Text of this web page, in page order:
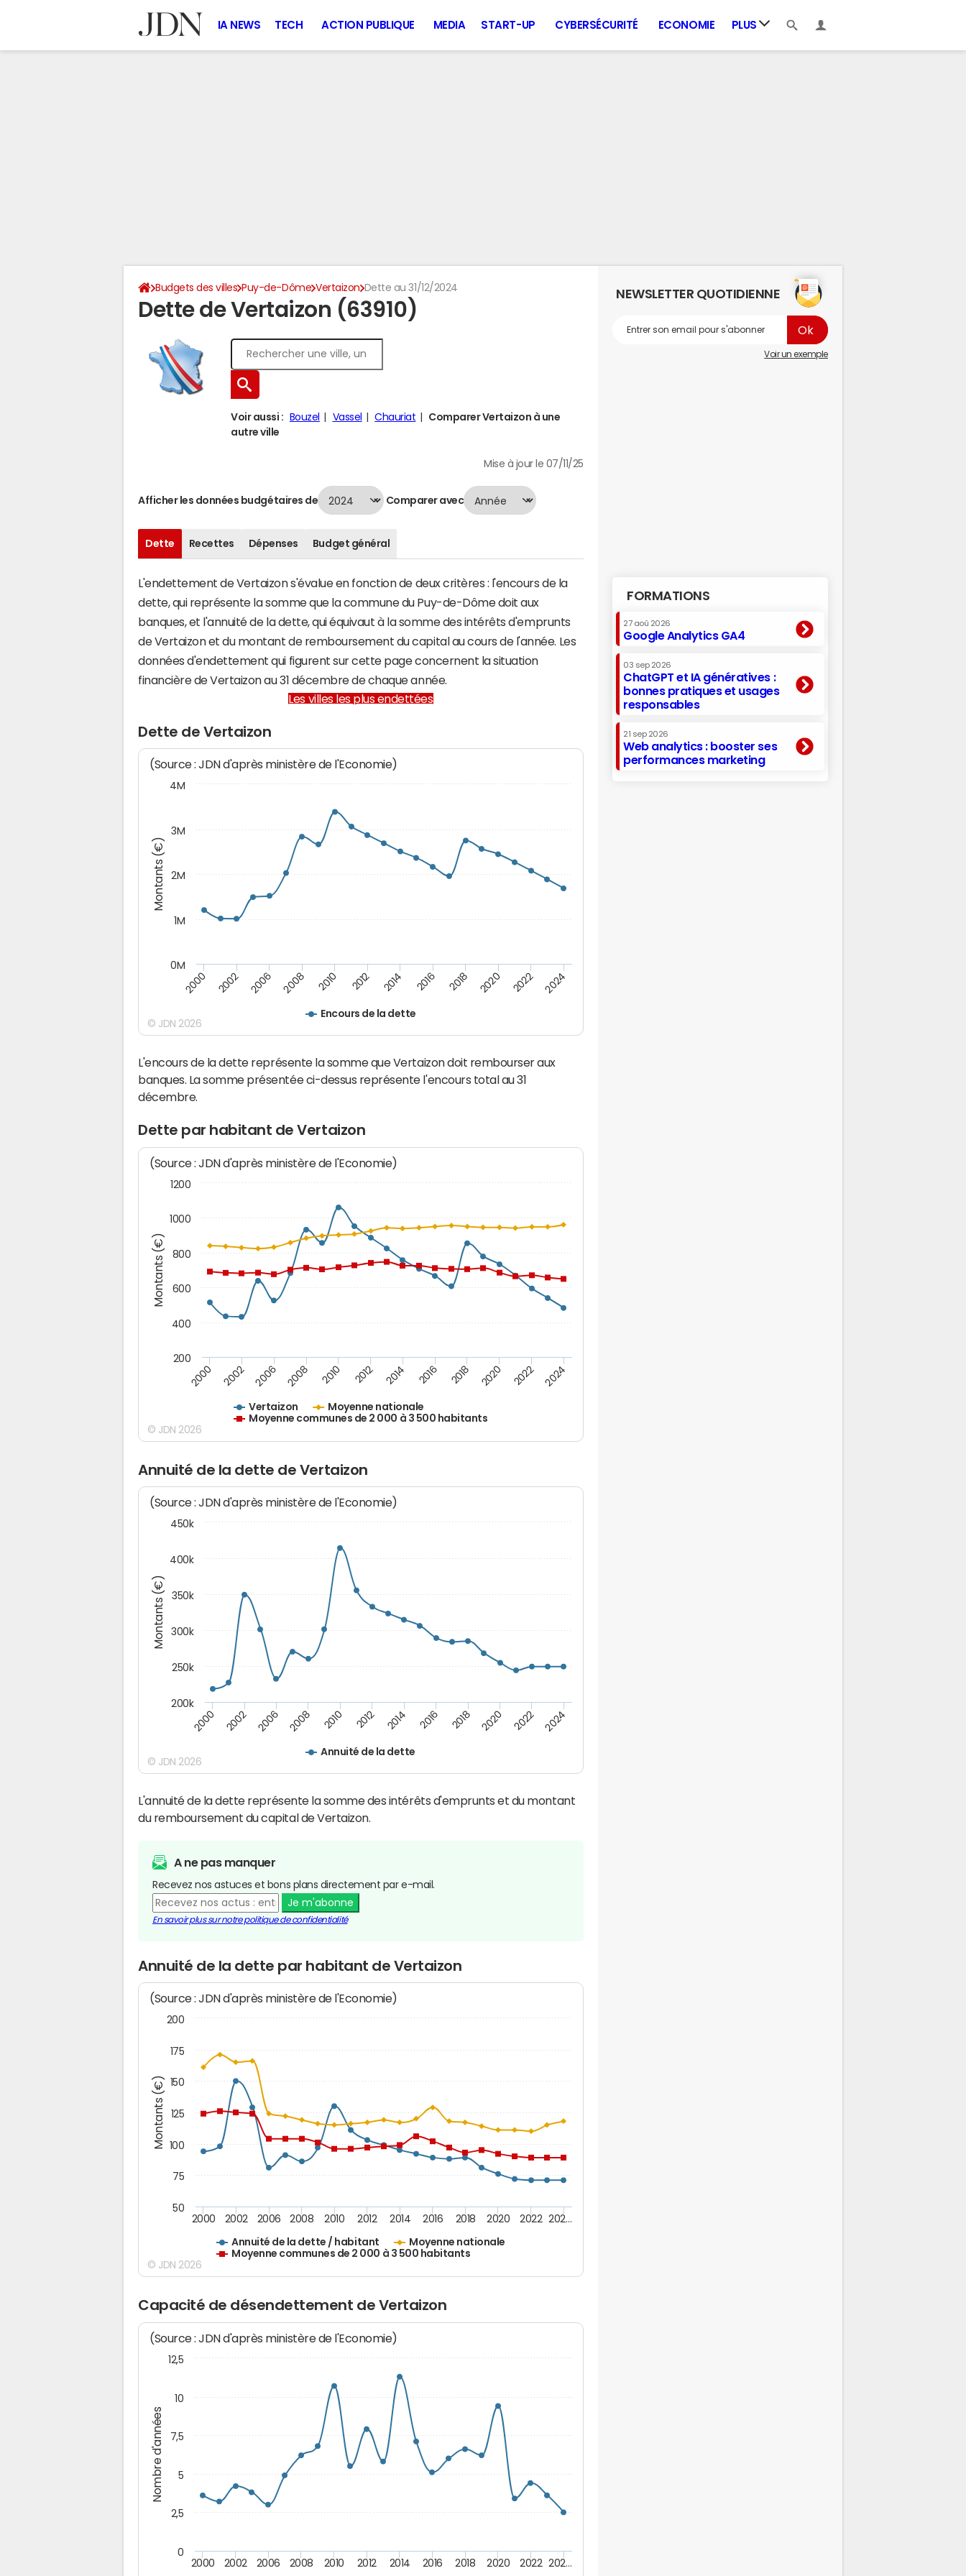
IA NEWS TECH ACTION PUBLIQUE MEDIA START-UP CYBERSÉCURITÉ ECONOMIE PLUS
Budgets des villes Puy-de-Dôme Vertaizon Dette au 31/12/2024
Dette de Vertaizon (63910)
Voir aussi : Bouzel Vassel Chauriat
Comparer Vertaizon à une
autre ville
Mise à jour le 07/11/25
Afficher les données budgétaires de Comparer avec
Dette Recettes Dépenses Budget général
L'endettement de Vertaizon s'évalue en fonction de deux critères : l'encours de la
dette, qui représente la somme que la commune du Puy-de-Dôme doit aux
banques, et l'annuité de la dette, qui équivaut à la somme des intérêts d'emprunts
de Vertaizon et du montant de remboursement du capital au cours de l'année. Les
données d'endettement qui figurent sur cette page concernent la situation
financière de Vertaizon au 31 décembre de chaque année.
Les villes les plus endettées
Dette de Vertaizon
Montants (€)
(Source : JDN d'après ministère de l'Economie)
Encours de la dette
2000 2002 2006 2008 2010 2012 2014 2016 2018 2020 2022 2024
1M
2M
3M
4M
0M
© JDN 2026
L'encours de la dette représente la somme que Vertaizon doit rembourser aux
banques. La somme présentée ci-dessus représente l'encours total au 31
décembre.
Dette par habitant de Vertaizon
Montants (€)
(Source : JDN d'après ministère de l'Economie)
Vertaizon
Moyenne nationale
Moyenne communes de 2 000 à 3 500 habitants
2000 2002 2006 2008 2010 2012 2014 2016 2018 2020 2022 2024
200
400
600
800
1000
1200
© JDN 2026
Annuité de la dette de Vertaizon
Montants (€)
(Source : JDN d'après ministère de l'Economie)
Annuité de la dette
2000 2002 2006 2008 2010 2012 2014 2016 2018 2020 2022 2024
200k
250k
300k
350k
400k
450k
© JDN 2026
L'annuité de la dette représente la somme des intérêts d'emprunts et du montant
du remboursement du capital de Vertaizon.
A ne pas manquer
Recevez nos astuces et bons plans directement par e-mail.
Je m'abonne
En savoir plus sur notre politique de confidentialité
Annuité de la dette par habitant de Vertaizon
Montants (€)
(Source : JDN d'après ministère de l'Economie)
Annuité de la dette / habitant
Moyenne nationale
Moyenne communes de 2 000 à 3 500 habitants
2000 2002 2006 2008 2010 2012 2014 2016 2018 2020 2022 202…
50
75
100
125
150
175
200
© JDN 2026
Capacité de désendettement de Vertaizon
Nombre d'années
(Source : JDN d'après ministère de l'Economie)
2000 2002 2006 2008 2010 2012 2014 2016 2018 2020 2022 202…
0
2,5
5
7,5
10
12,5
NEWSLETTER QUOTIDIENNE
Voir un exemple
FORMATIONS
27 aoû 2026
Google Analytics GA4
03 sep 2026
ChatGPT et IA génératives :
bonnes pratiques et usages
responsables
21 sep 2026
Web analytics : booster ses
performances marketing